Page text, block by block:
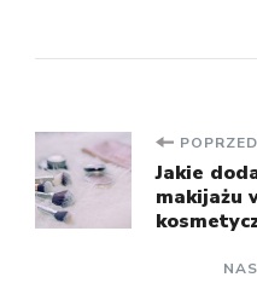
Nawigacja
wpisu
Jakie
makijażu